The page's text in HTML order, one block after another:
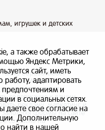
игрушек и детских
обрабатывает
Яндекс Метрики, чтобы
иметь возможность
содержание к вашим
рекламу, маркетинг и
Заполняя формы на сайте
согласие на
а также обрабатывает
Яндекс Метрики,
сайт, иметь
работу, адаптировать
и
в социальных сетях.
свое согласие на
Дополнительную
найти в нашей